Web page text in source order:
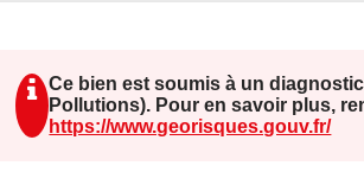
>Stationnement facile, parking à
> À seulement 5 minutes de la plage,
capter une clientèle locale et
Ce bien est soumis à un
Pollutions). Pour en savoir plus,
https://www.georisques.gouv.fr/